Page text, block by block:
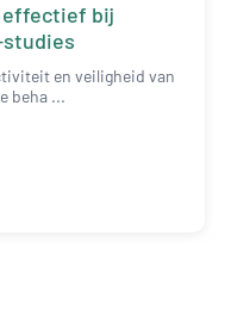
effectief bij
en veiligheid van
beha ...